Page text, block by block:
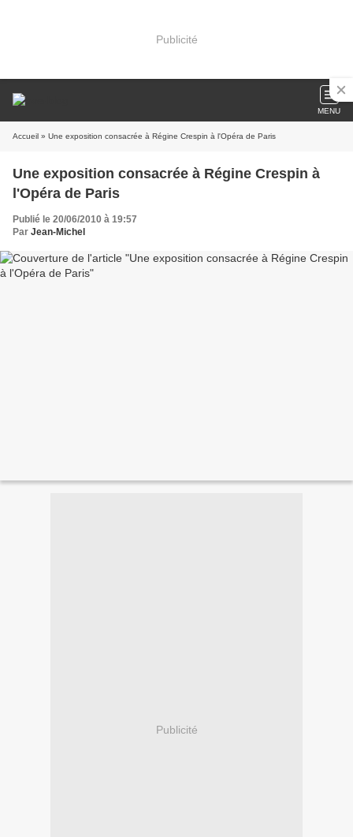
Publicité
MENU
Accueil » Une exposition consacrée à Régine Crespin à l'Opéra de Paris
Une exposition consacrée à Régine Crespin à
l'Opéra de Paris
Publié le 20/06/2010 à 19:57
Par Jean-Michel
Publicité